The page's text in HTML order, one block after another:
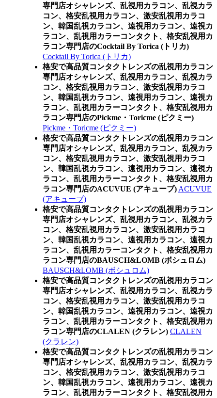
専門店オシャレンズ、乱視用カラコン、乱視カラ
コン、格安乱視用カラコン、激安乱視用カラコ
ン、韓国乱視カラコン、遠視用カラコン、遠視カ
ラコン、乱視用カラーコンタクト、格安乱視用カ
ラコン専門店のCocktail By Torica (トリカ)
Cocktail By Torica (トリカ)
格安で高品質コンタクトレンズの乱視用カラコン
専門店オシャレンズ、乱視用カラコン、乱視カラ
コン、格安乱視用カラコン、激安乱視用カラコ
ン、韓国乱視カラコン、遠視用カラコン、遠視カ
ラコン、乱視用カラーコンタクト、格安乱視用カ
ラコン専門店のPickme・Toricme (ピクミー)
Pickme・Toricme (ピクミー)
格安で高品質コンタクトレンズの乱視用カラコン
専門店オシャレンズ、乱視用カラコン、乱視カラ
コン、格安乱視用カラコン、激安乱視用カラコ
ン、韓国乱視カラコン、遠視用カラコン、遠視カ
ラコン、乱視用カラーコンタクト、格安乱視用カ
ラコン専門店のACUVUE (アキューブ) ACUVUE
(アキューブ)
格安で高品質コンタクトレンズの乱視用カラコン
専門店オシャレンズ、乱視用カラコン、乱視カラ
コン、格安乱視用カラコン、激安乱視用カラコ
ン、韓国乱視カラコン、遠視用カラコン、遠視カ
ラコン、乱視用カラーコンタクト、格安乱視用カ
ラコン専門店のBAUSCH&LOMB (ボシュロム)
BAUSCH&LOMB (ボシュロム)
格安で高品質コンタクトレンズの乱視用カラコン
専門店オシャレンズ、乱視用カラコン、乱視カラ
コン、格安乱視用カラコン、激安乱視用カラコ
ン、韓国乱視カラコン、遠視用カラコン、遠視カ
ラコン、乱視用カラーコンタクト、格安乱視用カ
ラコン専門店のCLALEN (クラレン) CLALEN
(クラレン)
格安で高品質コンタクトレンズの乱視用カラコン
専門店オシャレンズ、乱視用カラコン、乱視カラ
コン、格安乱視用カラコン、激安乱視用カラコ
ン、韓国乱視カラコン、遠視用カラコン、遠視カ
ラコン、乱視用カラーコンタクト、格安乱視用カ